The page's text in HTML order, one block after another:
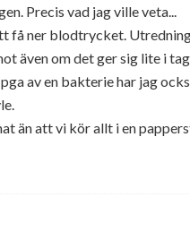
Precis vad jag ville veta...
få ner blodtrycket.
även om det ger sig lite i
av en bakterie har jag
än att vi kör allt i en